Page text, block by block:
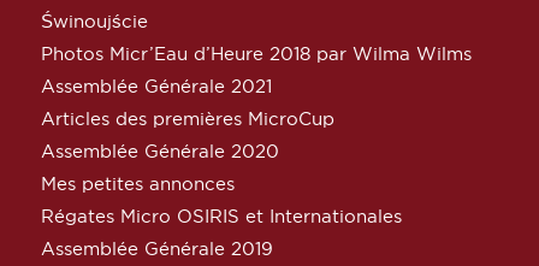
Świnoujście
Photos Micr’Eau d’Heure 2018 par Wilma Wilms
Assemblée Générale 2021
Articles des premières MicroCup
Assemblée Générale 2020
Mes petites annonces
Régates Micro OSIRIS et Internationales
Assemblée Générale 2019